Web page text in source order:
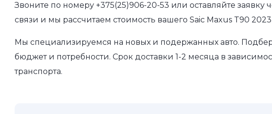
Звоните по номеру +375(25)906-20-53 или оставляйте заявку
связи и мы рассчитаем стоимость вашего Saic Maxus T90
Мы специализируемся на новых и подержанных авто.
бюджет и потребности. Срок доставки 1-2 месяца в
транспорта.